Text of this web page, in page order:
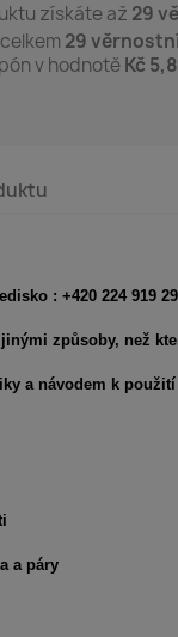
získáte až 29
29
v hodnotěKč
: +420 224 919
způsoby, než
a návodem k
a páry